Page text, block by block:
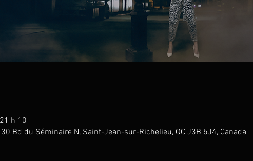
h 10
Bd du Séminaire N, Saint-Jean-sur-Richelieu, QC J3B 5J4, Canada